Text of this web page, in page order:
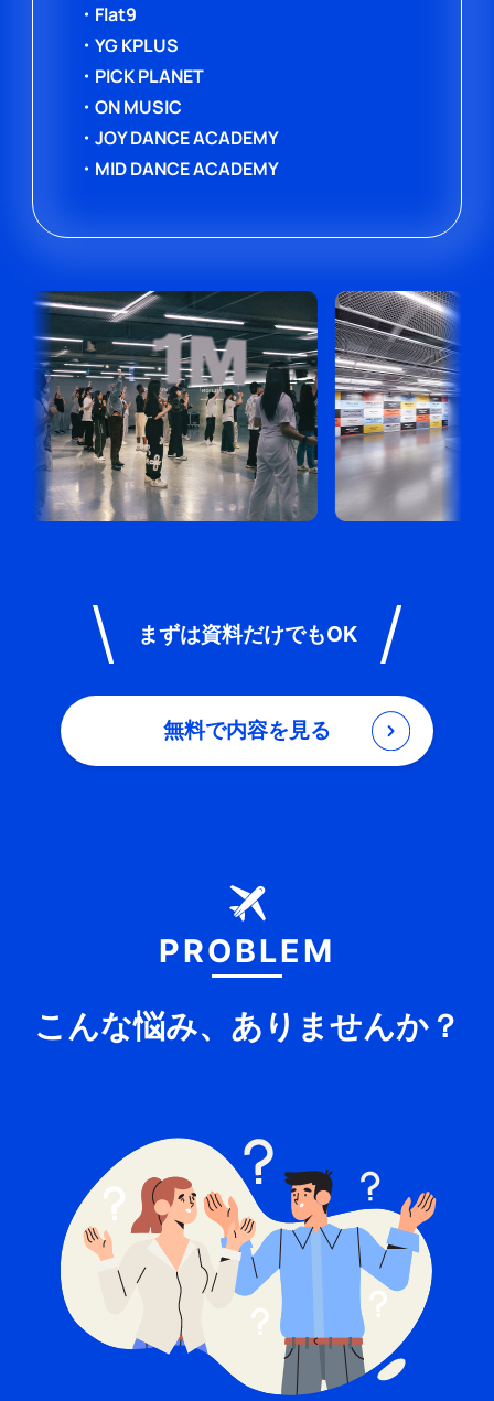
・Flat9
・YG KPLUS
・PICK PLANET
・ON MUSIC
・JOY DANCE ACADEMY
・MID DANCE ACADEMY
まずは資料だけでもOK
無料で内容を見る
PROBLEM
こんな悩み、ありませんか？